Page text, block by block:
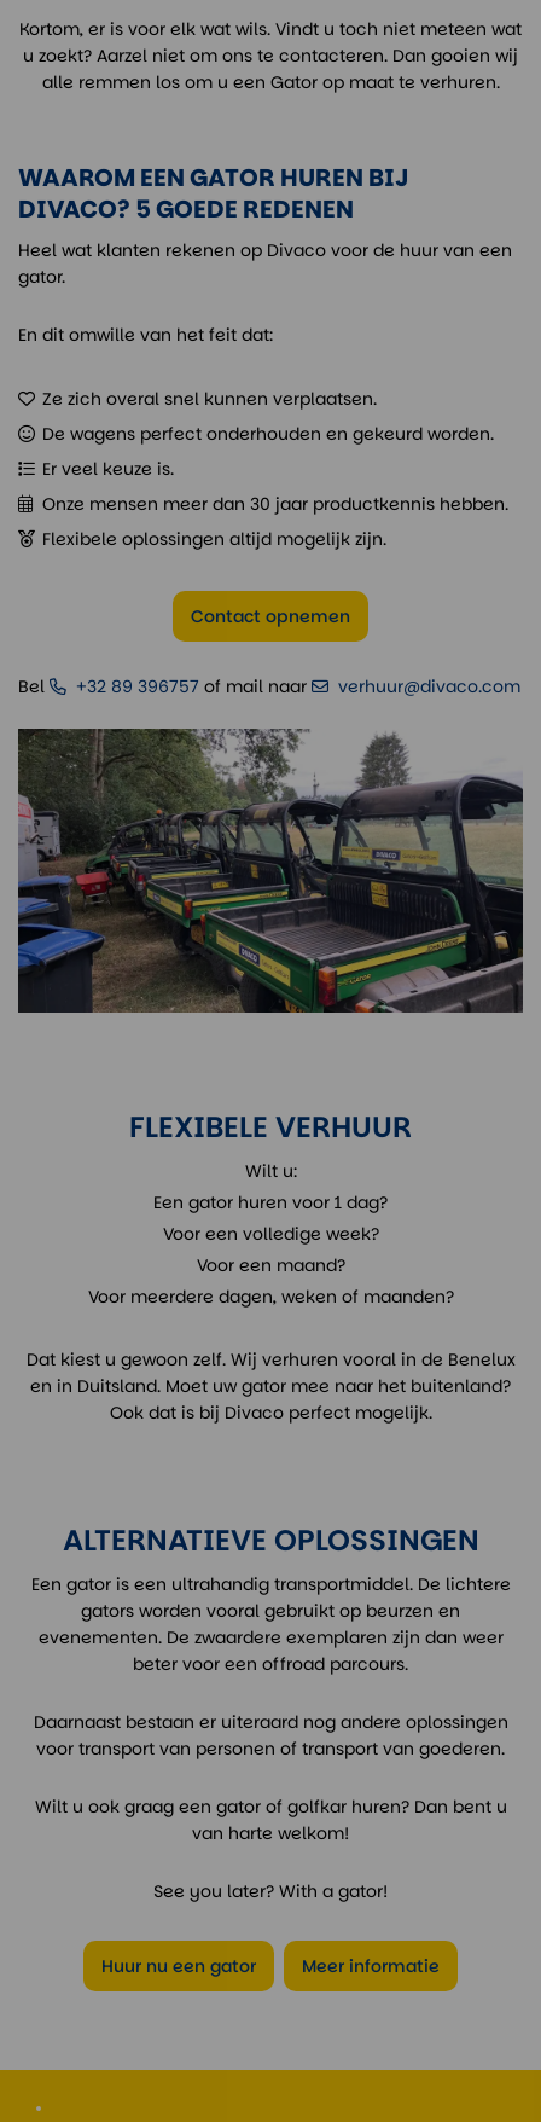
Kortom, er is voor elk wat wils. Vindt u toch niet meteen wat
u zoekt? Aarzel niet om ons te contacteren. Dan gooien wij
alle remmen los om u een Gator op maat te verhuren.
WAAROM EEN GATOR HUREN BIJ
DIVACO? 5 GOEDE REDENEN
Heel wat klanten rekenen op Divaco voor de huur van een
gator.
En dit omwille van het feit dat:
Ze zich overal snel kunnen verplaatsen.
De wagens perfect onderhouden en gekeurd worden.
Er veel keuze is.
Onze mensen meer dan 30 jaar productkennis hebben.
Flexibele oplossingen altijd mogelijk zijn.
Contact opnemen
Bel +32 89 396757 of mail naar verhuur@divaco.com
FLEXIBELE VERHUUR
Wilt u:
Een gator huren voor 1 dag?
Voor een volledige week?
Voor een maand?
Voor meerdere dagen, weken of maanden?
Dat kiest u gewoon zelf. Wij verhuren vooral in de Benelux
en in Duitsland. Moet uw gator mee naar het buitenland?
Ook dat is bij Divaco perfect mogelijk.
ALTERNATIEVE OPLOSSINGEN
Een gator is een ultrahandig transportmiddel. De lichtere
gators worden vooral gebruikt op beurzen en
evenementen. De zwaardere exemplaren zijn dan weer
beter voor een offroad parcours.
Daarnaast bestaan er uiteraard nog andere oplossingen
voor transport van personen of transport van goederen.
Wilt u ook graag een gator of golfkar huren? Dan bent u
van harte welkom!
See you later? With a gator!
Huur nu een gator Meer informatie